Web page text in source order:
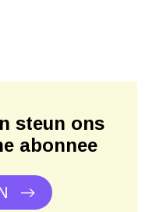
steun ons
abonnee